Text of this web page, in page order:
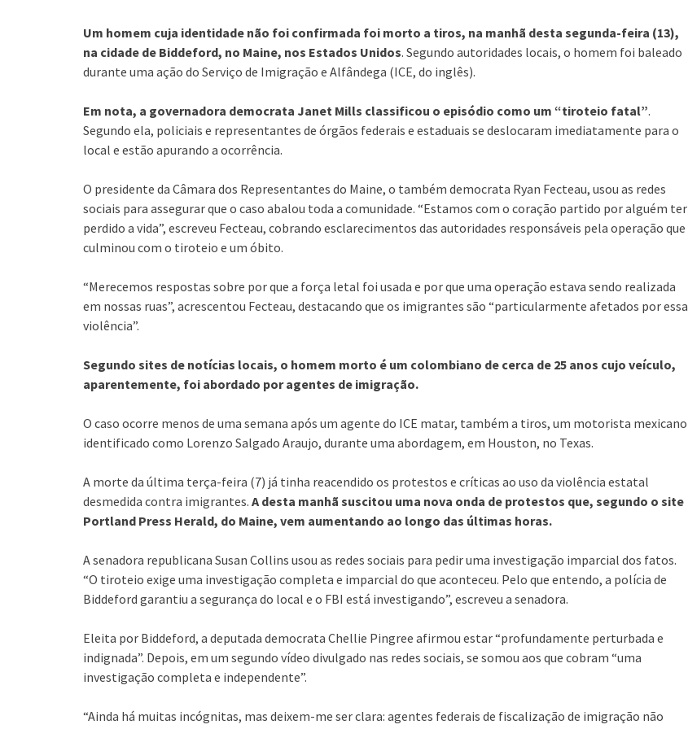
Um homem cuja identidade não foi confirmada foi morto a tiros, na manhã desta segunda-feira (13),
na cidade de Biddeford, no Maine, nos Estados Unidos. Segundo autoridades locais, o homem foi baleado
durante uma ação do Serviço de Imigração e Alfândega (ICE, do inglês).
Em nota, a governadora democrata Janet Mills classificou o episódio como um “tiroteio fatal”.
Segundo ela, policiais e representantes de órgãos federais e estaduais se deslocaram imediatamente para o
local e estão apurando a ocorrência.
O presidente da Câmara dos Representantes do Maine, o também democrata Ryan Fecteau, usou as redes
sociais para assegurar que o caso abalou toda a comunidade. “Estamos com o coração partido por alguém ter
perdido a vida”, escreveu Fecteau, cobrando esclarecimentos das autoridades responsáveis pela operação que
culminou com o tiroteio e um óbito.
“Merecemos respostas sobre por que a força letal foi usada e por que uma operação estava sendo realizada
em nossas ruas”, acrescentou Fecteau, destacando que os imigrantes são “particularmente afetados por essa
violência”.
Segundo sites de notícias locais, o homem morto é um colombiano de cerca de 25 anos cujo veículo,
aparentemente, foi abordado por agentes de imigração.
O caso ocorre menos de uma semana após um agente do ICE matar, também a tiros, um motorista mexicano
identificado como Lorenzo Salgado Araujo, durante uma abordagem, em Houston, no Texas.
A morte da última terça-feira (7) já tinha reacendido os protestos e críticas ao uso da violência estatal
desmedida contra imigrantes. A desta manhã suscitou uma nova onda de protestos que, segundo o site
Portland Press Herald, do Maine, vem aumentando ao longo das últimas horas.
A senadora republicana Susan Collins usou as redes sociais para pedir uma investigação imparcial dos fatos.
“O tiroteio exige uma investigação completa e imparcial do que aconteceu. Pelo que entendo, a polícia de
Biddeford garantiu a segurança do local e o FBI está investigando”, escreveu a senadora.
Eleita por Biddeford, a deputada democrata Chellie Pingree afirmou estar “profundamente perturbada e
indignada”. Depois, em um segundo vídeo divulgado nas redes sociais, se somou aos que cobram “uma
investigação completa e independente”.
“Ainda há muitas incógnitas, mas deixem-me ser clara: agentes federais de fiscalização de imigração não